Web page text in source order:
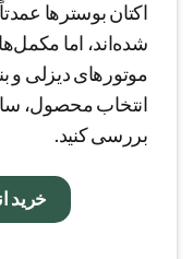
اکتان بوسترها
شده‌اند، اما
موتورهای دیزلی و
انتخاب محصول،
بررسی کنید.
خرید